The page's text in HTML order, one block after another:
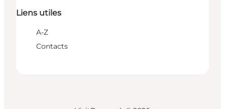
Liens utiles
A-Z
Contacts